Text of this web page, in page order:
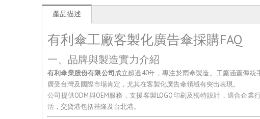
產品描述
有利傘工廠客製化廣告傘採購FAQ
一、品牌與製造實力介紹
有利傘業股份有限公司成立超過40年，專注於雨傘製造。工廠涵蓋傳
廣受台灣及國際市場肯定，尤其在客製化廣告傘領域有突出表現。
公司提供ODM與OEM服務，支援客製LOGO印刷及獨特設計，適合企
活，交貨港包括基隆及台北港。